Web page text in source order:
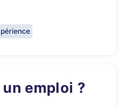
un emploi ?